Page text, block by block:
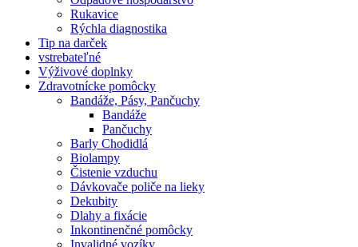
Rukavice
Rýchla diagnostika
Tip na darček
vstrebateľné
Výživové doplnky
Zdravotnícke pomôcky
Bandáže, Pásy, Pančuchy
Bandáže
Pančuchy
Barly Chodidlá
Biolampy
Čistenie vzduchu
Dávkovače poliče na lieky
Dekubity
Dlahy a fixácie
Inkontinenčné pomôcky
Invalidné vozíky